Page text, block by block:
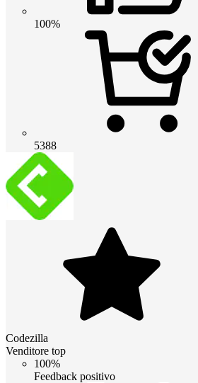
100%
5388
Codezilla
Venditore top
100%
Feedback positivo